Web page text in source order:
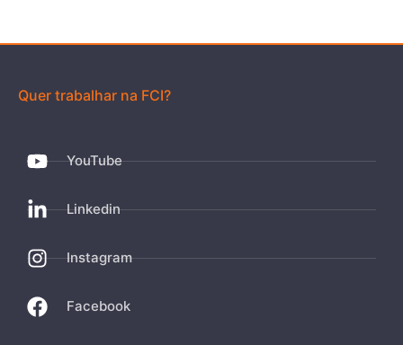
Quer trabalhar na FCI?
YouTube
Linkedin
Instagram
Facebook